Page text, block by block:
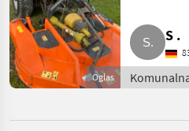
Prikaži
sve
(51)
MARKETPLACE
trgovaca oglasi
Oglas
S .
oprema i